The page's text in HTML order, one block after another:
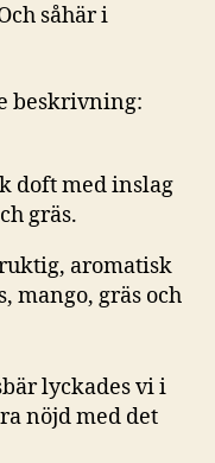
såhär i
beskrivning:
doft med inslag
gräs.
aromatisk
mango, gräs och
lyckades vi i
nöjd med det